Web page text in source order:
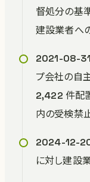
督処分の基
建設業者へ
2021-08-
プ会社の自
2,422 件配
内の受検禁
2024-12-
に対し建設